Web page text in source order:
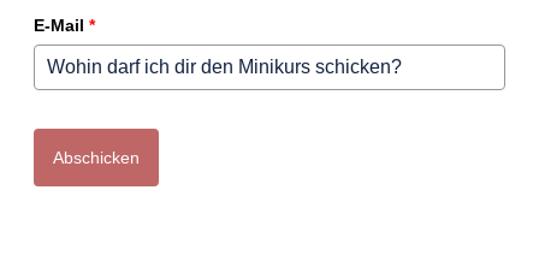
E-Mail *
Abschicken